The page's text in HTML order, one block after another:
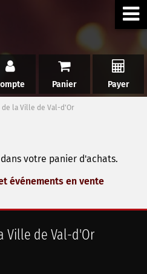
Panier Payer
la Ville de Val-d'Or
votre panier d'achats.
événements en vente
Ville de Val-d'Or